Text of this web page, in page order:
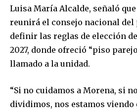
Luisa María Alcalde, señaló
reunirá el consejo nacional del
definir las reglas de elección
2027, donde ofreció “piso
llamado a la unidad.
“Si no cuidamos a Morena, si
dividimos, nos estamos viendo